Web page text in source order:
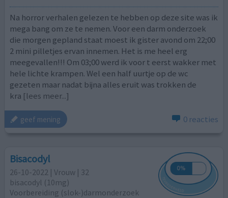
Na horror verhalen gelezen te hebben op deze site was ik
mega bang om ze te nemen. Voor een darm onderzoek
die morgen gepland staat moest ik gister avond om 22;00
2 mini pilletjes ervan innemen. Het is me heel erg
meegevallen!!! Om 03;00 werd ik voor t eerst wakker met
hele lichte krampen. Wel een half uurtje op de wc
gezeten maar nadat bijna alles eruit was trokken de
kra [lees meer...]
geef mening 0 reacties
Bisacodyl
26-10-2022 | Vrouw | 32
bisacodyl (10mg)
Voorbereiding (slok-)darmonderzoek